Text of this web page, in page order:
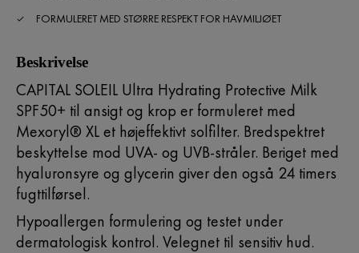
FORMULERET MED STØRRE RESPEKT FOR HAVMILJØET
Beskrivelse
CAPITAL SOLEIL Ultra Hydrating Protective Milk
SPF50+ til ansigt og krop er formuleret med
Mexoryl® XL et højeffektivt solfilter. Bredspektret
beskyttelse mod UVA- og UVB-stråler. Beriget med
hyaluronsyre og glycerin giver den også 24 timers
fugttilførsel.
Hypoallergen formulering og testet under
dermatologisk kontrol. Velegnet til sensitiv hud.